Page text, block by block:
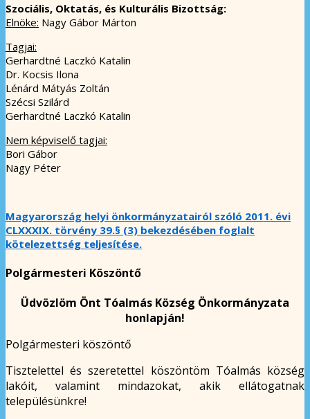
Szociális, Oktatás, és Kulturális Bizottság:
Elnöke: Nagy Gábor Márton
Tagjai:
Gerhardtné Laczkó Katalin
Dr. Kocsis Ilona
Lénárd Mátyás Zoltán
Szécsi Szilárd
Gerhardtné Laczkó Katalin
Nem képviselő tagjai:
Bori Gábor
Nagy Péter
Magyarország helyi önkormányzatairól szóló 2011. évi
CLXXXIX. törvény 39.§ (3) bekezdésében foglalt
kötelezettség teljesítése.
Polgármesteri Köszöntő
Üdvözlöm Önt Tóalmás Község Önkormányzata
honlapján!
Polgármesteri köszöntő
Tisztelettel és szeretettel köszöntöm Tóalmás község
lakóit, valamint mindazokat, akik ellátogatnak
településünkre!